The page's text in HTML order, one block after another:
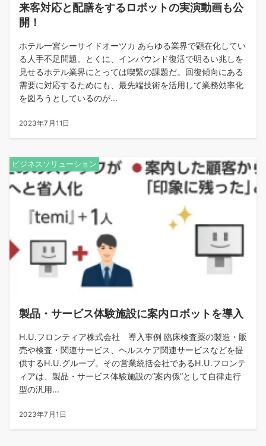
来客対応と配膳をするロボットの実演動画も公
開！
ホテル一宮シーサイドオーツカ あらゆる業界で顕在化してい
る人手不足問題。とくに、インバウンド復活で明るい兆しを
見せるホテル業界にとっては喫緊の課題だ。回復傾向にある
需要に対応するためにも、最先端技術を活用して業務効率化
を図ろうとしているのが...
2023年7月11日
ビジネスソリューション
製品・サービス体験施設に案内ロボットを導入
H.U.フロンティア株式会社 導入事例 臨床検査薬の製造・販
売や検査・関連サービス、ヘルスケア関連サービスなどを提
供するH.U.グループ。その営業統括会社であるH.U.フロンテ
ィアは、製品・サービス体験施設の“案内係”として自律走行
型の汎用...
2023年7月1日